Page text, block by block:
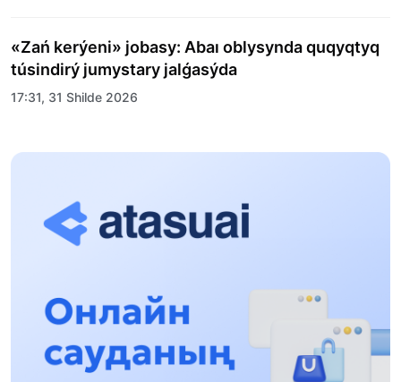
«Zań kerýeni» jobasy: Abaı oblysynda quqyqtyq
túsindirý jumystary jalǵasýda
17:31, 31 Shilde 2026
Halyqaralyq «Formýla-1 H2O» jarysyn Qonaev
13:13, 30 Shilde 2026
12:01, 28 Shilde 2026
Abzal Dostıar: Dýman Muhametkárimdi Almaty